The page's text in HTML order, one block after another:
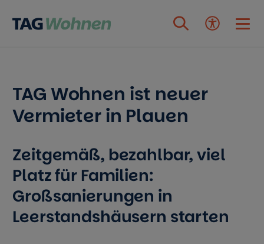
TAG Wohnen ist neuer
Vermieter in Plauen
Zeitgemäß, bezahlbar, viel
Platz für Familien:
Großsanierungen in
Leerstandshäusern starten